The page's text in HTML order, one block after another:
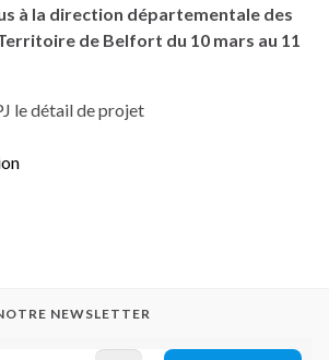
à la direction départementale des
de Belfort du 10 mars au 11
le détail de projet
NEWSLETTER